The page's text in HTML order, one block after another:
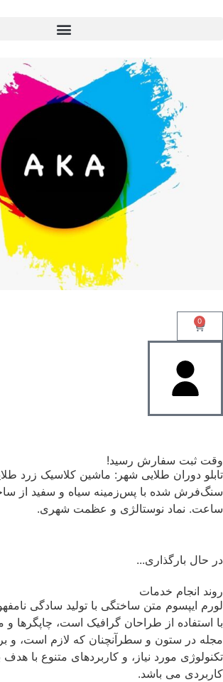
0
وقت ثبت سفارش رسید!
تابلو دوران طلایی شهر: ماشین کلاسیک زرد
سنگ‌فرش شده با پس‌زمینه سیاه و سفید از
ساعت. نماد نوستالژی و عظمت شهری.
در حال بارگذاری...
روند انجام خدمات
لورم ایپسوم متن ساختگی با تولید سادگی
با استفاده از طراحان گرافیک است، چاپگرها و
مجله در ستون و سطرآنچنان که لازم است، و
تکنولوژی مورد نیاز، و کاربردهای متنوع با هدف
کاربردی می باشد.